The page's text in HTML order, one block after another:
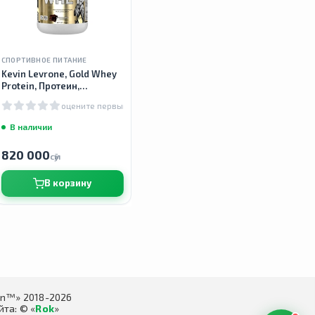
СПОРТИВНОЕ ПИТАНИЕ
Kevin Levrone, Gold Whey
Protein, Протеин,
оцените первым
В наличии
820 000сӯм
В корзину
2018-2026
© «Rok»